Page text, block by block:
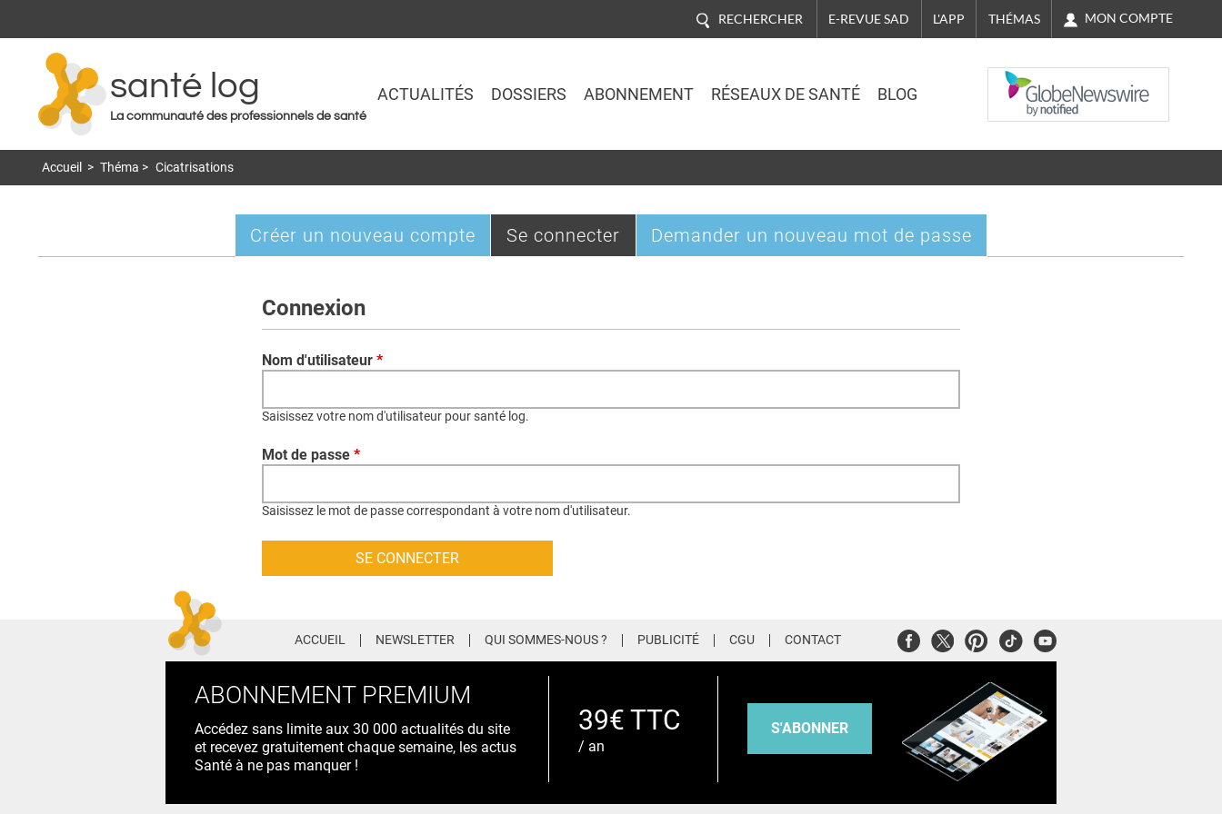
RECHERCHER E-REVUE SAD L'APP THÉMAS MON COMPTE
santé log
La communauté des professionnels de santé
ACTUALITÉS DOSSIERS ABONNEMENT RÉSEAUX DE SANTÉ BLOG
NASDAQ
Accueil > Théma > Cicatrisations
Onglets
Créer un nouveau compte Se connecter (onglet
actif)
Demander un nouveau mot de passe
Connexion
Nom d'utilisateur *
Saisissez votre nom d'utilisateur pour santé log.
Mot de passe *
Saisissez le mot de passe correspondant à votre nom d'utilisateur.
ACCUEIL NEWSLETTER QUI SOMMES-NOUS ? PUBLICITÉ CGU CONTACT FacebookTwitterPinterest
TiktokYoutube
ABONNEMENT PREMIUM
Accédez sans limite aux 30 000 actualités du site
et recevez gratuitement chaque semaine, les actus
Santé à ne pas manquer !
39€ TTC
/ an
S'ABONNER